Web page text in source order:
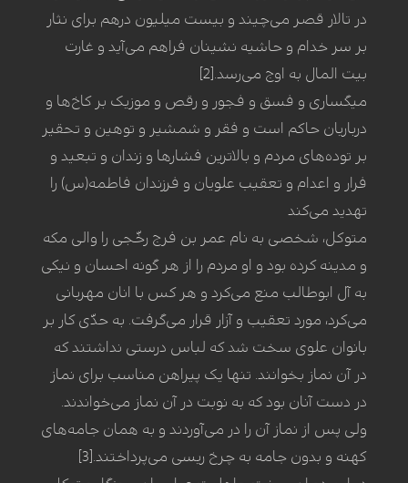
در تالار قصر می‌چیند و بیست میلیون درهم برای نثار
بر سر خدام و حاشیه نشینان فراهم می‌آید و غارت
بیت المال به اوج می‌رسد.[2]
میگساری و فسق و فجور و رقص و موزیک بر کاخ‌ها و
درباریان حاکم است و فقر و شمشیر و توهین و تحقیر
بر توده‌های مردم و بالاترین فشار‌ها و زندان و تبعید و
فرار و اعدام و تعقیب علویان و فرزندان فاطمه(س) را
تهدید می‌کند
متوکل، شخصی به نام عمر بن فرج رخّجی را والی مکه
و مدینه کرده بود و او مردم را از هر گونه احسان و نیکی
به آل ابوطالب منع می‌کرد و هر کس با انان مهربانی
می‌کرد، مورد تعقیب و آزار قرار می‌گرفت. به حدّی کار بر
بانوان علوی سخت شد که لباس درستی نداشتند که
در آن نماز بخوانند. تنها یک پیراهن مناسب برای نماز
در دست آنان بود که به نوبت در آن نماز می‌خواندند.
ولی پس از نماز آن را در می‌آوردند و به همان جامه‌های
کهنه و بدون جامه به چرخ ریسی می‌پرداختند.[3]